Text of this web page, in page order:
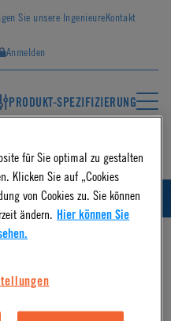
Sie unsere IngenieureKontakt
Anmelden
PRODUKT-SPEZIFIZIERUNG
DE
für Sie optimal zu gestalten
Klicken Sie auf „Cookies
von Cookies zu. Sie können
ändern. Hier können Sie